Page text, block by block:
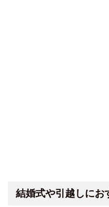
結婚式や引越しにお